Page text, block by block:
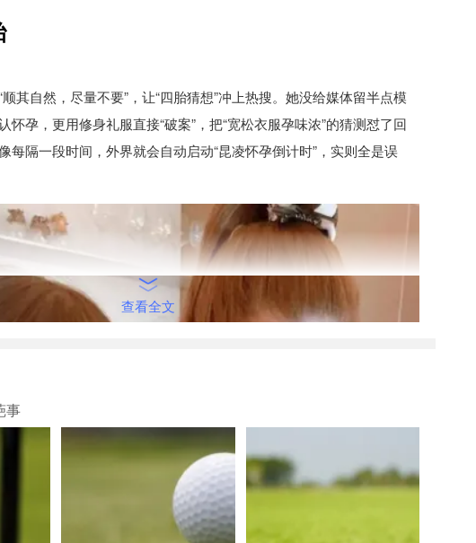
其自然，尽量不要”，让“四胎猜想”冲上热搜。她没给媒体留半点模
怀孕，更用修身礼服直接“破案”，把“宽松衣服孕味浓”的猜测怼了回
每隔一段时间，外界就会自动启动“昆凌怀孕倒计时”，实则全是误
查看全文
事